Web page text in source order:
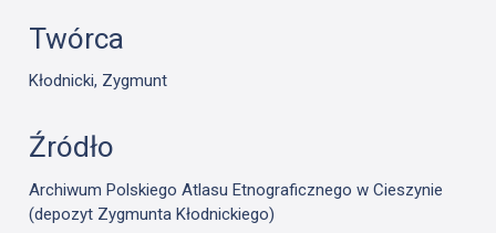
Twórca
Kłodnicki, Zygmunt
Źródło
Archiwum Polskiego Atlasu Etnograficznego w Cieszynie
(depozyt Zygmunta Kłodnickiego)